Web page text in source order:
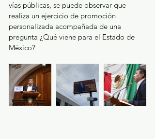
vías públicas, se puede observar que
realiza un ejercicio de promoción
personalizada acompañada de una
pregunta ¿Qué viene para el Estado de
México?